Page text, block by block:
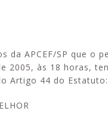
APCEF/SP que o
2005, às 18 horas,
Artigo 44 do Estatuto:
Esporte
confira